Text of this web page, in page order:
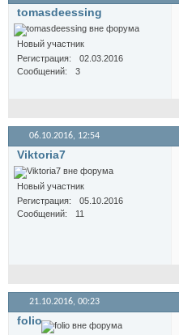
tomasdeessing
Новый участник
Регистрация
02.03.2016
Сообщений
3
06.10.2016, 12:54
Viktoria7
Новый участник
Регистрация
05.10.2016
Сообщений
11
21.10.2016, 00:23
folio